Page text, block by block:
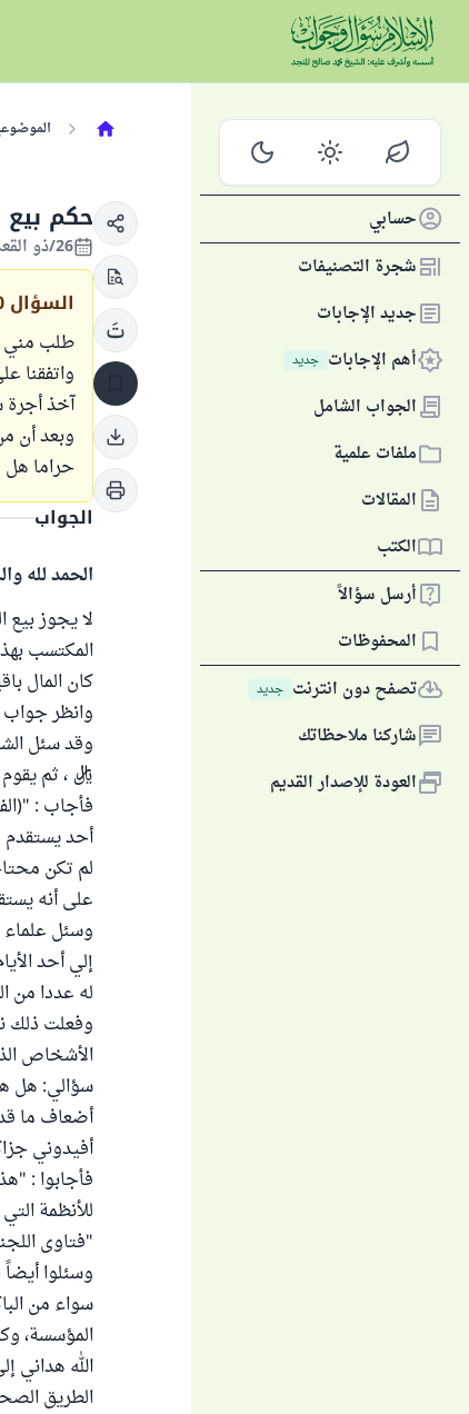
حسابي
شجرة التصنيفات
جديد الإجابات
أهم الإجابات جديد
الجواب الشامل
ملفات علمية
المقالات
الكتب
أرسل سؤالاً
المحفوظات
تصفح دون انترنت جديد
شاركنا ملاحظاتك
العودة للإصدار القديم
حكم بيع
26/ذو القعدة/1428 الموافق 06/ديسمبر/2007
السؤال
طلب مني
واتفقنا
آخذ أجرة
وبعد أن
حراما هل
الجواب
الحمد لله
لا يجوز بيع
المكتسب
كان المال
وانظر جواب
وقد سئل
ريال ، ثم
فأجاب :
أحد يستقدم
لم تكن
على أنه
إلي أحد
له عددا من
وفعلت ذلك
الأشخاص
سؤالي: هل
أضعاف ما
أفيدوني
فأجابوا :
للأنظمة
"فتاوى اللجنة
سواء من
المؤسسة،
الله هداني
الطريق